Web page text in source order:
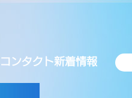
コンタクト新着情報